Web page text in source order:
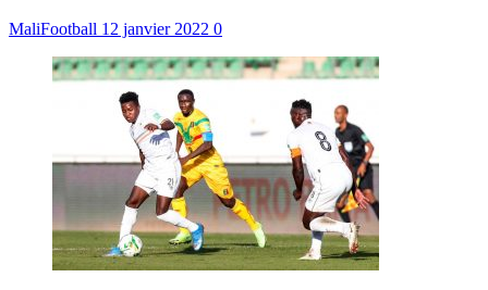
MaliFootball 12 janvier 2022 0